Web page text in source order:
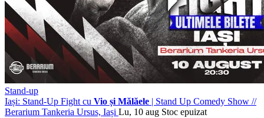
Stand-up
Iași: Stand-Up Fight cu Vio și Mălăele | Stand Up Comedy Show //
Berarium Tankeria Ursus, Iași Lu, 10 aug Stoc epuizat